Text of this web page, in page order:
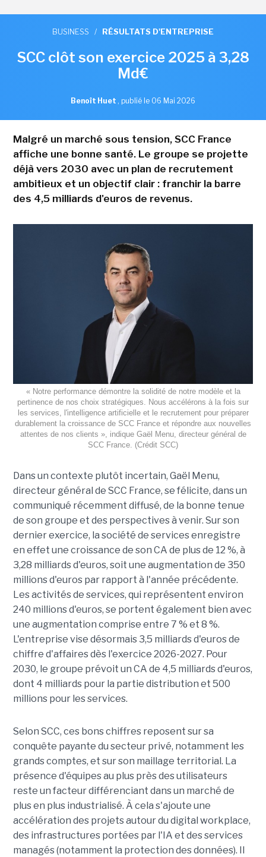
BUSINESS / RÉSULTATS D'ENTREPRISE
SCC clôt son exercice 2025 à 3,28
Md€
Benoît Huet , publié le 06 Mai 2026
Malgré un marché sous tension, SCC France
affiche une bonne santé. Le groupe se projette
déjà vers 2030 avec un plan de recrutement
ambitieux et un objectif clair : franchir la barre
des 4,5 milliards d'euros de revenus.
« Notre performance démontre la solidité de notre modèle et la
pertinence de nos choix stratégiques. Nous accélérons à la fois sur
les services, l'intelligence artificielle et le recrutement pour préparer
durablement la croissance de SCC France et répondre aux nouvelles
attentes de nos clients », indique Gaël Menu, directeur général de
SCC France. (Crédit SCC)
Dans un contexte plutôt incertain, Gaël Menu,
directeur général de SCC France, se félicite, dans un
communiqué récemment diffusé, de la bonne tenue
de son groupe et des perspectives à venir. Sur son
dernier exercice, la société de services enregistre
en effet une croissance de son CA de plus de 12 %, à
3,28 milliards d'euros, soit une augmentation de 350
millions d'euros par rapport à l'année précédente.
Les activités de services, qui représentent environ
240 millions d'euros, se portent également bien avec
une augmentation comprise entre 7 % et 8 %.
L'entreprise vise désormais 3,5 milliards d'euros de
chiffre d'affaires dès l'exercice 2026-2027. Pour
2030, le groupe prévoit un CA de 4,5 milliards d'euros,
dont 4 milliards pour la partie distribution et 500
millions pour les services.
Selon SCC, ces bons chiffres reposent sur sa
conquête payante du secteur privé, notamment les
grands comptes, et sur son maillage territorial. La
présence d'équipes au plus près des utilisateurs
reste un facteur différenciant dans un marché de
plus en plus industrialisé. À cela s'ajoute une
accélération des projets autour du digital workplace,
des infrastructures portées par l'IA et des services
managés (notamment la protection des données). Il